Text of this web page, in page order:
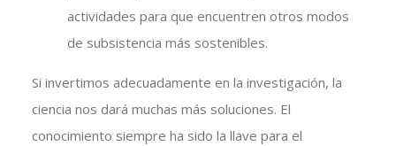
actividades para que encuentren otros modos
de subsistencia más sostenibles.
Si invertimos adecuadamente en la investigación, la
ciencia nos dará muchas más soluciones. El
conocimiento siempre ha sido la llave para el